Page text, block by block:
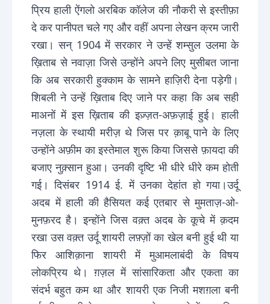
प्रिय हाली ऐंगलो अरबिक कॉलेज की नौकरी से इस्तीफ़ा
दे कर पानीपत चले गए और वहीं अपना लेखन क्रम जारी
रखा। सन् 1904 में सरकार ने उन्हें शम्सुल उलमा के
ख़िताब से नवाज़ा जिसे उन्होंने अपने लिए मुसीबत जाना
कि अब सरकारी हुक्काम के सामने हाज़िरी देना पड़ेगी।
शिबली ने उन्हें ख़िताब दिए जाने पर कहा कि अब सही
माअनों में इस ख़िताब की इज़्ज़त-अफ़ज़ाई हुई। हाली
नज़ला के स्थायी मरीज़ थे जिस पर क़ाबू पाने के लिए
उन्होंने अफ़ीम का इस्तेमाल शुरू किया जिससे फ़ायदा की
बजाए नुक़्सान हुआ। उनकी दृष्टि भी धीरे धीरे कम होती
गई। दिसंबर 1914 ई. में उनका देहांत हो गया।उर्दू
अदब में हाली की हैसियत कई एतबार से मुमताज़-ओ-
मुनफ़रद है। इन्होंने जिस वक़्त अदब के कूचे में क़दम
रखा उस वक़्त उर्दू शायरी लफ़्ज़ों का खेल बनी हुई थी या
फिर आशिक़ाना शायरी में मुआमलाबंदी के विषय
लोकप्रिय थे। ग़ज़ल में सांसारिकता और एकता का
संदर्भ बहुत कम था और शायरी एक निजी मशग़ला बनी